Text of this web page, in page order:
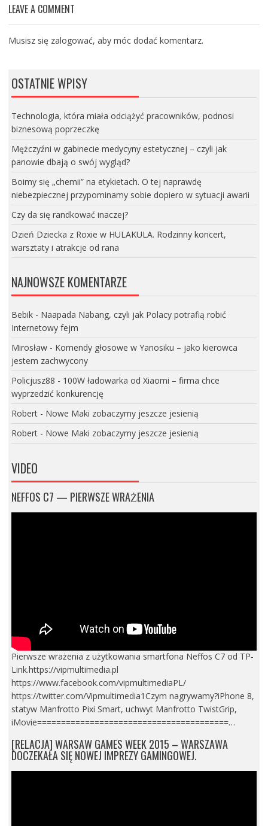
LEAVE A COMMENT
Musisz się zalogować, aby móc dodać komentarz.
OSTATNIE WPISY
Technologia, która miała odciążyć pracowników, podnosi
biznesową poprzeczkę
Mężczyźni w gabinecie medycyny estetycznej – czyli jak
panowie dbają o swój wygląd?
Boimy się „chemii” na etykietach. O tej naprawdę
niebezpiecznej przypominamy sobie dopiero w sytuacji awarii
Czy da się randkować inaczej?
Dzień Dziecka z Roxie w HULAKULA. Rodzinny koncert,
warsztaty i atrakcje od rana
NAJNOWSZE KOMENTARZE
Bebik- Naapada Nabang, czyli jak Polacy potrafią robić
Internetowy fejm
Mirosław- Komendy głosowe w Yanosiku – jako kierowca
jestem zachwycony
Policjusz88 - 100W ładowarka od Xiaomi – firma chce
wyprzedzić konkurencję
Robert- Nowe Maki zobaczymy jeszcze jesienią
Robert- Nowe Maki zobaczymy jeszcze jesienią
VIDEO
NEFFOS C7 — PIERWSZE WRAŻENIA
Pierwsze wrażenia z użytkowania smartfona Neffos C7 od TP-
Link.https://vipmultimedia.pl
https://www.facebook.com/vipmultimediaPL/
https://twitter.com/Vipmultimedia1Czym nagrywamy?iPhone 8,
statyw Manfrotto Pixi Smart, uchwyt Manfrotto TwistGrip,
iMovie========================================…
[RELACJA] WARSAW GAMES WEEK 2015 – WARSZAWA
DOCZEKAŁA SIĘ NOWEJ IMPREZY GAMINGOWEJ.